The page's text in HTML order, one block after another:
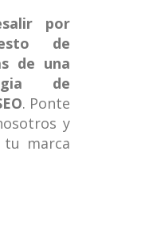
por
de
de una
de
. Ponte
y
tu marca